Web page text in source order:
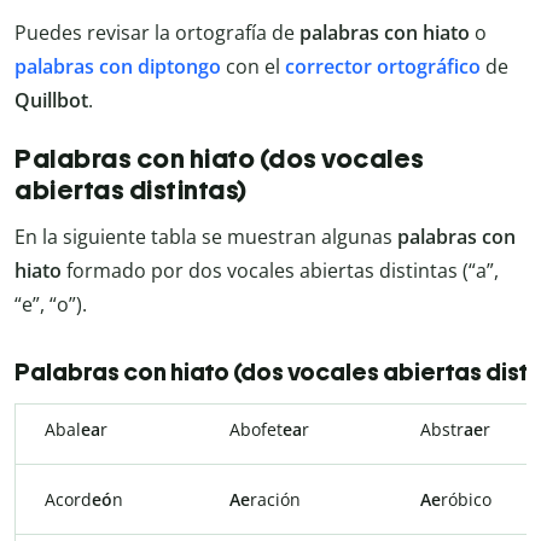
Puedes revisar la ortografía de palabras con hiato o
palabras con diptongo con el corrector ortográfico de
Quillbot.
Palabras con hiato (dos vocales
abiertas distintas)
En la siguiente tabla se muestran algunas palabras con
hiato formado por dos vocales abiertas distintas (“a”,
“e”, “o”).
Palabras con hiato (dos vocales abiertas
Abalear Abofetear Abstraer
Acordeón Aeración Aeróbico